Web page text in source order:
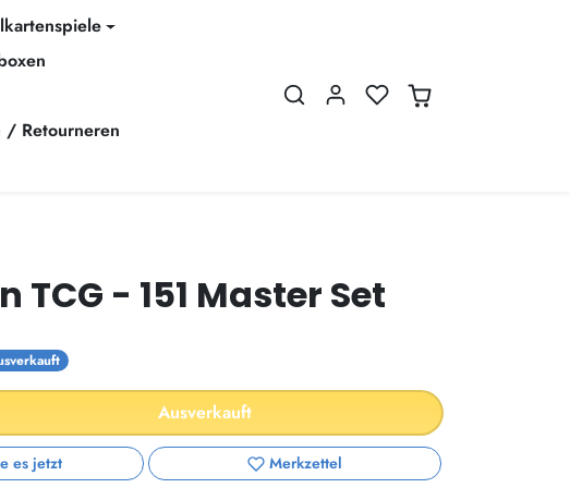
/ Retourneren
TCG - 151 Master Set
Ausverkauft
es jetzt Merkzettel